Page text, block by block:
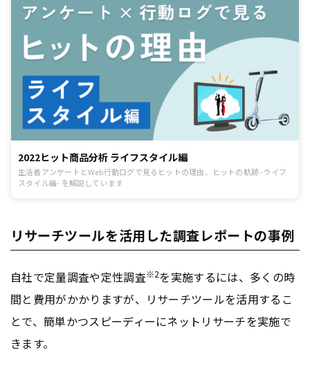
2022ヒット商品分析 ライフスタイル編
生活者アンケートとWeb行動ログで見るヒットの理由、ヒットの軌跡 -ライフ
スタイル編- を解説しています
リサーチツールを活用した調査レポートの事例
自社で定量調査や定性調査※2を実施するには、多くの時
間と費用がかかりますが、リサーチツールを活用するこ
とで、簡単かつスピーディーにネットリサーチを実施で
きます。